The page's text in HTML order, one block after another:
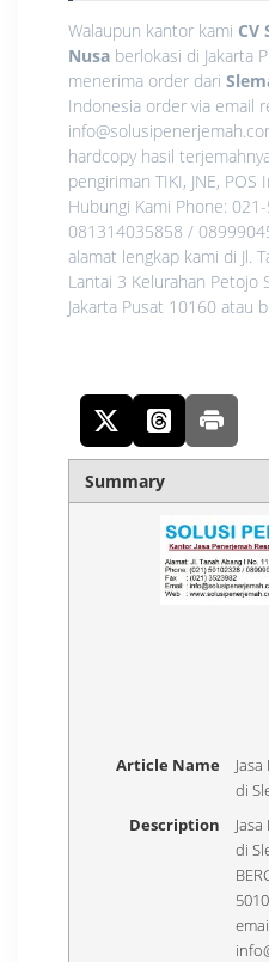
Walaupun kantor kami CV
Nusa berlokasi di Jakarta
menerima order dari
Indonesia order via email
hardcopy hasil
pengiriman TIKI, JNE,
Hubungi Kami Phone:
081314035858 /
alamat lengkap kami di Jl.
Lantai 3 Kelurahan Petojo
Jakarta Pusat 10160 atau
Summary
Article Name
di
Description
di